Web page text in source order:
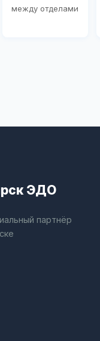
между отделами
ЭДО
партнёр